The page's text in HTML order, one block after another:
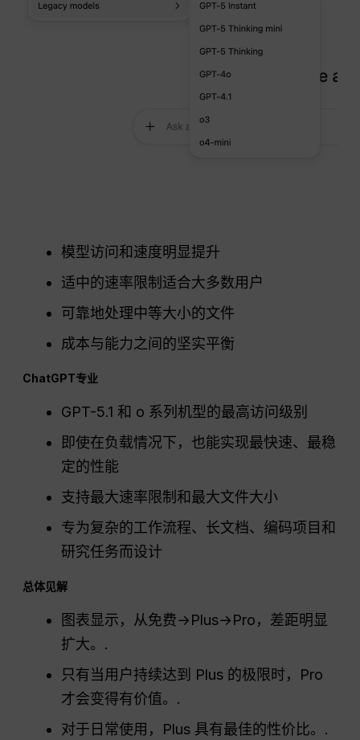
模型访问和速度明显提升
适中的速率限制适合大多数用户
可靠地处理中等大小的文件
成本与能力之间的坚实平衡
ChatGPT专业
GPT-5.1 和 o 系列机型的最高访问级别
即使在负载情况下，也能实现最快速、最稳
定的性能
支持最大速率限制和最大文件大小
专为复杂的工作流程、长文档、编码项目和
研究任务而设计
总体见解
图表显示，从免费→Plus→Pro，差距明显
扩大。.
只有当用户持续达到 Plus 的极限时，Pro
才会变得有价值。.
对于日常使用，Plus 具有最佳的性价比。.